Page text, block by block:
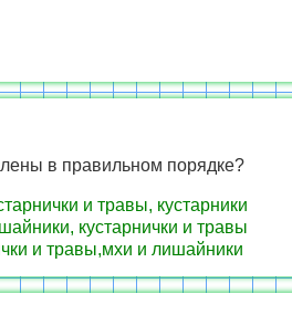
в правильном порядке?
и травы, кустарники
кустарнички и травы
и травы,мхи и лишайники